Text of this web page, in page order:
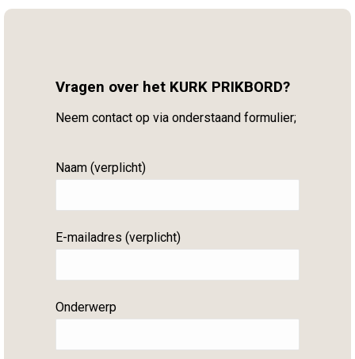
Vragen over het KURK PRIKBORD?
Neem contact op via onderstaand formulier;
Naam (verplicht)
E-mailadres (verplicht)
Onderwerp